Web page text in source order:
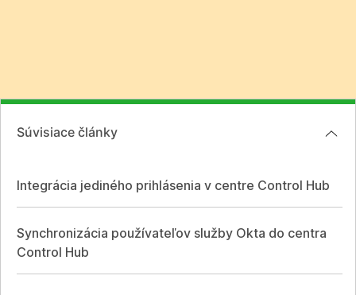
Súvisiace články
Integrácia jediného prihlásenia v centre Control Hub
Synchronizácia používateľov služby Okta do centra
Control Hub